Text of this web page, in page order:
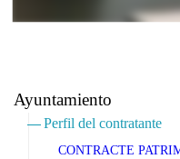
Ayuntamiento
Perfil del contratante
CONTRACTE